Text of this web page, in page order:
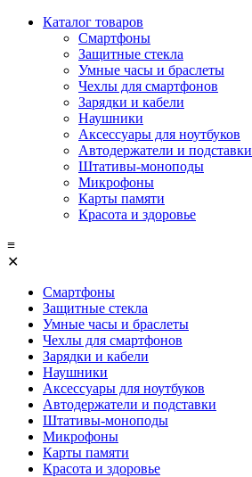
Каталог товаров
Смартфоны
Защитные стекла
Умные часы и браслеты
Чехлы для смартфонов
Зарядки и кабели
Наушники
Аксессуары для ноутбуков
Автодержатели и подставки
Штативы-моноподы
Микрофоны
Карты памяти
Красота и здоровье
≡
✕
Смартфоны
Защитные стекла
Умные часы и браслеты
Чехлы для смартфонов
Зарядки и кабели
Наушники
Аксессуары для ноутбуков
Автодержатели и подставки
Штативы-моноподы
Микрофоны
Карты памяти
Красота и здоровье